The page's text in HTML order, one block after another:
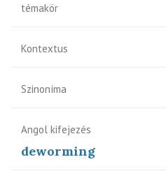
témakör
Kontextus
Szinoníma
Angol kifejezés
deworming